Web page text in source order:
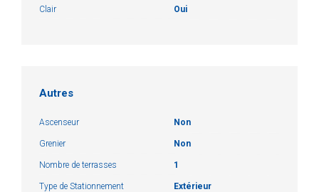
Clair Oui
Autres
Ascenseur Non
Grenier Non
Nombre de terrasses 1
Type de Stationnement Extérieur